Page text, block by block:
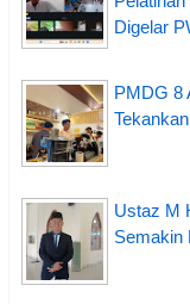
Digelar
PMDG 8
Ustaz M
Semakin